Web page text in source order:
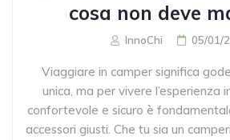
cosa non deve
InnoChi 05/01/
Viaggiare in camper significa
unica, ma per vivere l’esperienza
confortevole e sicuro è
accessori giusti. Che tu sia un